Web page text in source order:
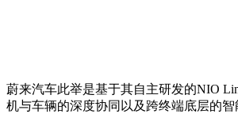
蔚来汽车此举是基于其自主研发的NIO
机与车辆的深度协同以及跨终端底层的